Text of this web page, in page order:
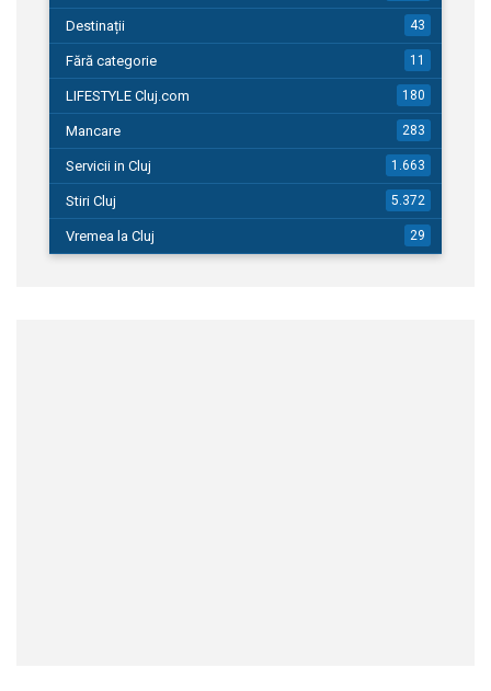
Destinații 43
Fără categorie 11
LIFESTYLE Cluj.com 180
Mancare 283
Servicii in Cluj 1.663
Stiri Cluj 5.372
Vremea la Cluj 29